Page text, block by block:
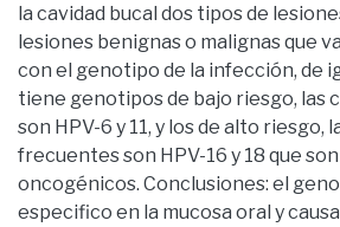
la cavidad bucal dos tipos de
lesiones benignas o malignas que
con el genotipo de la infección, de
tiene genotipos de bajo riesgo, las
son HPV-6 y 11, y los de alto riesgo,
frecuentes son HPV-16 y 18 que
oncogénicos. Conclusiones: el
especifico en la mucosa oral y